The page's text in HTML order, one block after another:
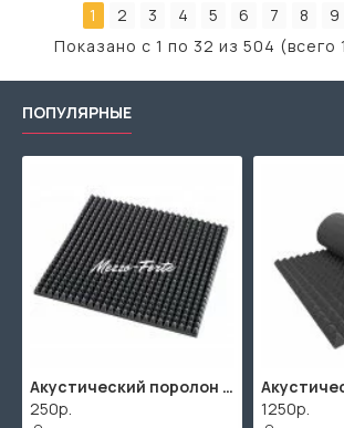
1 2 3 4 5 6 7 8
9
Показано с 1 по 32 из 504 (всего
ПОПУЛЯРНЫЕ
Акустический поролон "Пирамида" / 480x480х30мм / Темно-серый
250р.
1250р.